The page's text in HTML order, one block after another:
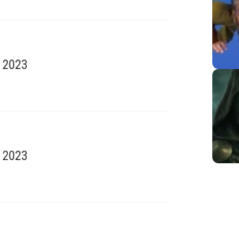
2023
2023